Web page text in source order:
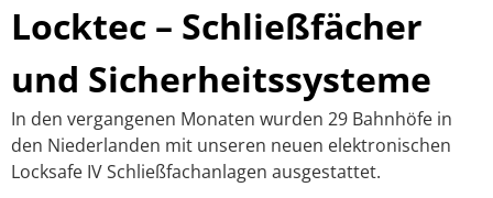
Locktec – Schließfächer
und Sicherheitssysteme
In den vergangenen Monaten wurden 29 Bahnhöfe in
den Niederlanden mit unseren neuen elektronischen
Locksafe IV Schließfachanlagen ausgestattet.